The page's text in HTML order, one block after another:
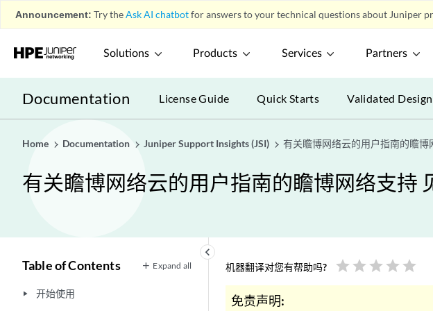
Announcement: Try theAsk AI chatbotfor answers to your technical questions about Juniper
Solutions Products Services Partners
Documentation License Guide Quick Starts Validated
Home Documentation Juniper Support Insights (JSI) 有关瞻博网络云的用户指南的瞻博
有关瞻博网络云的用户指南的瞻博网络支持
keyboard_arrow_left
Table of Contents Expand all
play_arrow 开始使用
机器翻译对您有帮助吗? star star star star star
免责声明: